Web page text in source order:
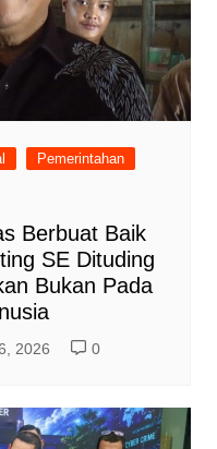
Pemerintahan
Berbuat Baik
SE Dituding
Bukan Pada
2026 0